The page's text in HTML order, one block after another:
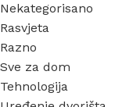
Nekategorisano
Rasvjeta
Razno
Sve za dom
Tehnologija